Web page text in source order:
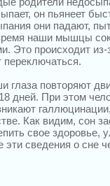
он пьянеет
они падают,
наши мышцы
Это происходит
переключаться.
глаза повторяют
дней. При этом
Как видим, сон
свое здоровье,
эти сведения о сне